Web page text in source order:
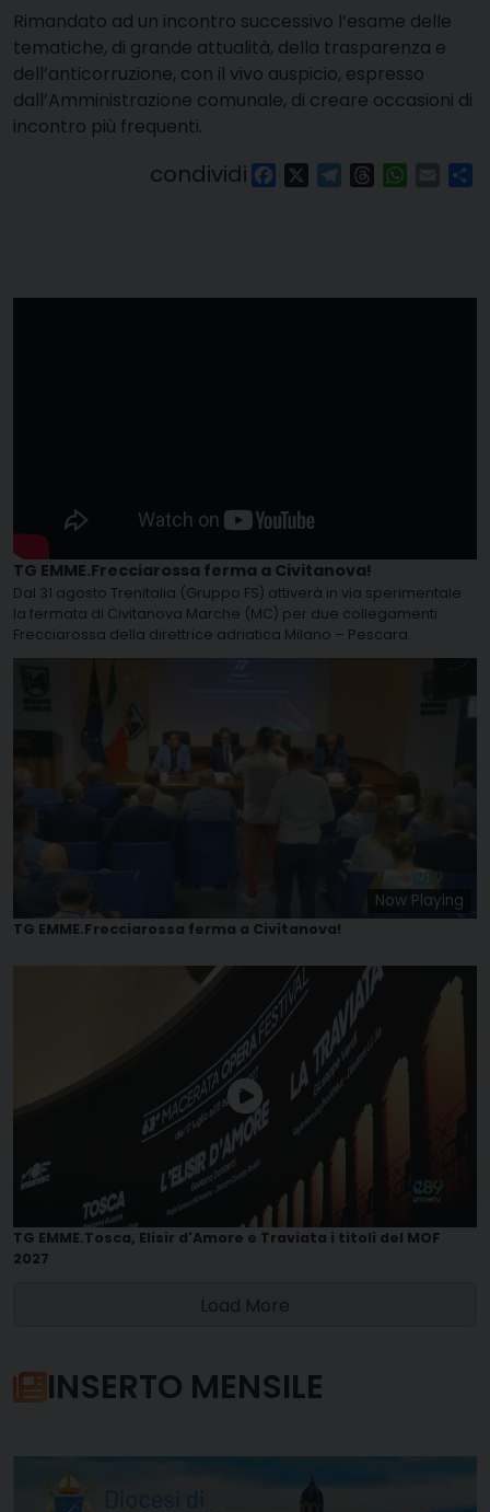
Rimandato ad un incontro successivo l’esame delle
tematiche, di grande attualità, della trasparenza e
dell’anticorruzione, con il vivo auspicio, espresso
dall’Amministrazione comunale, di creare occasioni di
incontro più frequenti.
condividi FacebookTelegram
Threads Email
TG EMME.Frecciarossa ferma a Civitanova!
Dal 31 agosto Trenitalia (Gruppo FS) attiverà in via sperimentale
la fermata di Civitanova Marche (MC) per due collegamenti
Frecciarossa della direttrice adriatica Milano – Pescara.
Now Playing
TG EMME.Frecciarossa ferma a Civitanova!
TG EMME.Tosca, Elisir d'Amore e Traviata i titoli del MOF
2027
Load More
INSERTO MENSILE